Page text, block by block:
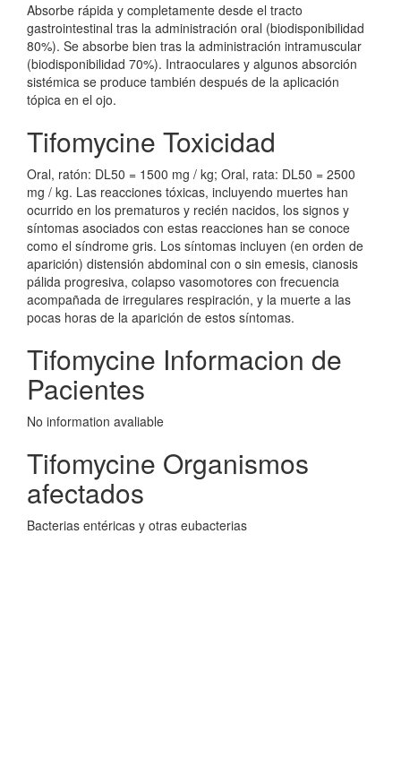
Absorbe rápida y completamente desde el tracto
gastrointestinal tras la administración oral (biodisponibilidad
80%). Se absorbe bien tras la administración intramuscular
(biodisponibilidad 70%). Intraoculares y algunos absorción
sistémica se produce también después de la aplicación
tópica en el ojo.
Tifomycine Toxicidad
Oral, ratón: DL50 = 1500 mg / kg; Oral, rata: DL50 = 2500
mg / kg. Las reacciones tóxicas, incluyendo muertes han
ocurrido en los prematuros y recién nacidos, los signos y
síntomas asociados con estas reacciones han se conoce
como el síndrome gris. Los síntomas incluyen (en orden de
aparición) distensión abdominal con o sin emesis, cianosis
pálida progresiva, colapso vasomotores con frecuencia
acompañada de irregulares respiración, y la muerte a las
pocas horas de la aparición de estos síntomas.
Tifomycine Informacion de
Pacientes
No information avaliable
Tifomycine Organismos
afectados
Bacterias entéricas y otras eubacterias